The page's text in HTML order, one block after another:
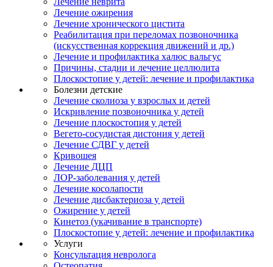
Лечение ожирения
Лечение хронического цистита
Реабилитация при переломах позвоночника
(искусственная коррекция движений и др.)
Лечение и профилактика халюс вальгус
Причины, стадии и лечение целлюлита
Плоскостопие у детей: лечение и профилактика
Болезни детские
Лечение сколиоза у взрослых и детей
Искривление позвоночника у детей
Лечение плоскостопия у детей
Вегето-сосудистая дистония у детей
Лечение СДВГ у детей
Кривошея
Лечение ДЦП
ЛОР-заболевания у детей
Лечение косолапости
Лечение дисбактериоза у детей
Ожирение у детей
Кинетоз (укачивание в транспорте)
Плоскостопие у детей: лечение и профилактика
Услуги
Консультация невролога